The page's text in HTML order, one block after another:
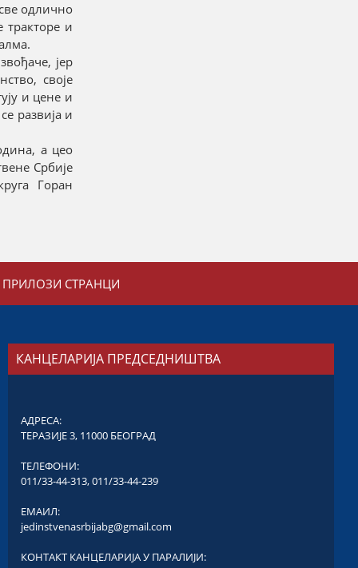
одлично
тракторе и
јер
своје
и цене и
развија и
а цео
Србије
Горан
ПРИЛОЗИ СТРАНЦИ
КАНЦЕЛАРИЈА ПРЕДСЕДНИШТВА
АДРЕСА:
ТЕРАЗИЈЕ 3, 11000 БЕОГРАД
ТЕЛЕФОНИ:
011/33-44-313,011/33-44-239
ЕМАИЛ:
jedinstvenasrbijabg@gmail.com
КОНТАКТ КАНЦЕЛАРИЈА У ПАРАЛИЈИ: